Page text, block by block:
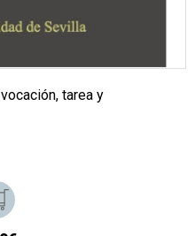
tarea y